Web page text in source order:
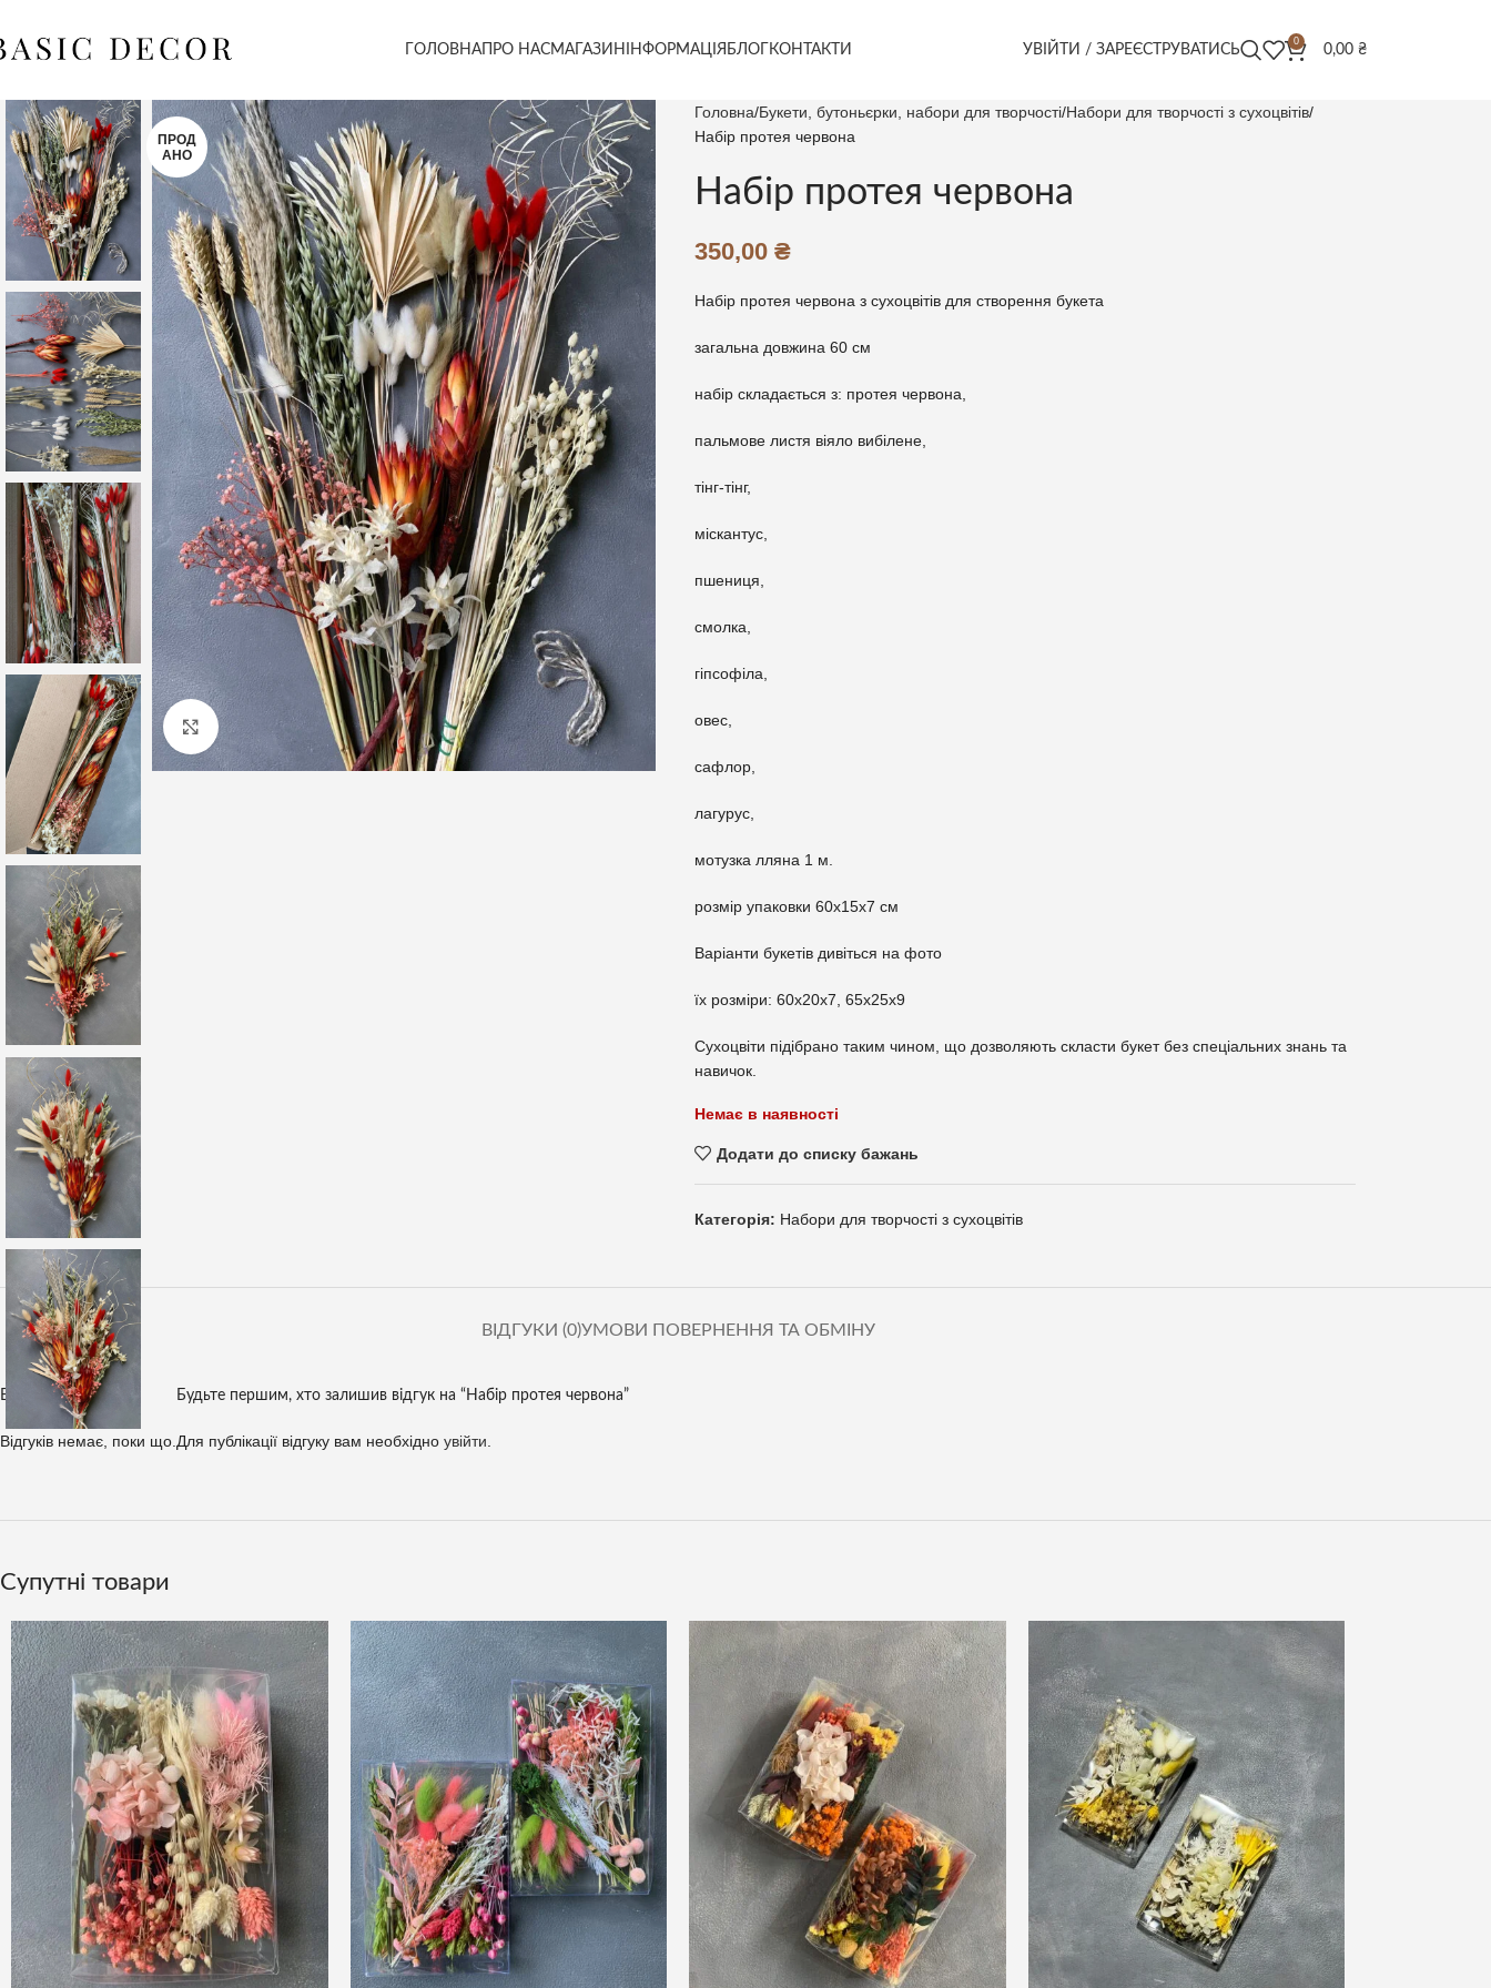
ГОЛОВНАПРО НАСМАГАЗИН ІНФОРМАЦІЯ БЛОГ КОНТАКТИ УВІЙТИ / ЗАРЕЄСТРУВАТИСЬ
0
0,00 ₴
ПРОД
АНО
Клацніть, щоб збільшити
Головна Букети, бутоньєрки, набори для творчості Набори для творчості з сухоцвітів
Набір протея червона
Набір протея червона
350,00 ₴
Набір протея червона з сухоцвітів для створення букета
загальна довжина 60 см
набір складається з: протея червона,
пальмове листя віяло вибілене,
тінг-тінг,
міскантус,
пшениця,
смолка,
гіпсофіла,
овес,
сафлор,
лагурус,
мотузка лляна 1 м.
розмір упаковки 60х15х7 см
Варіанти букетів дивіться на фото
їх розміри: 60х20х7, 65х25х9
Сухоцвіти підібрано таким чином, що дозволяють скласти букет без спеціальних знань та
навичок.
Немає в наявності
Додати до списку бажань
Категорія: Набори для творчості з сухоцвітів
ВІДГУКИ (0)УМОВИ ПОВЕРНЕННЯ ТА ОБМІНУ
Відгуки
Відгуків немає, поки що.
Будьте першим, хто залишив відгук на “Набір протея червона”
Для публікації відгуку вам необхідно увійти
Супутні товари